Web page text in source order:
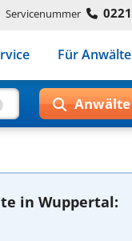
Servicenummer
Für Anwälte
in Wuppertal: